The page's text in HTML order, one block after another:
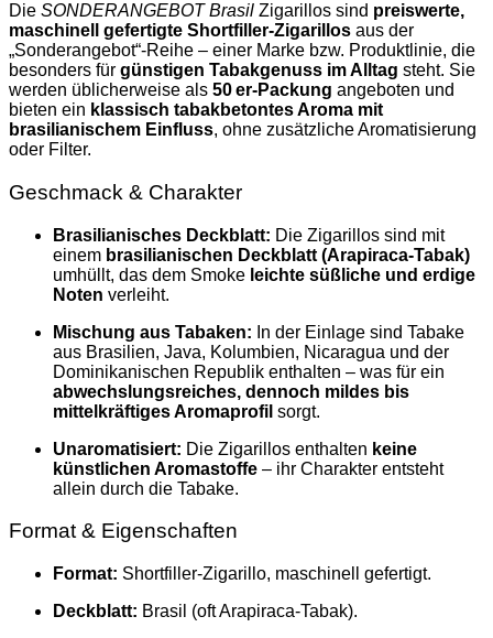
Die SONDERANGEBOT Brasil Zigarillos sind preiswerte,
maschinell gefertigte Shortfiller‑Zigarillos aus der
„Sonderangebot“‑Reihe – einer Marke bzw. Produktlinie, die
besonders für günstigen Tabakgenuss im Alltag steht. Sie
werden üblicherweise als 50 er‑Packung angeboten und
bieten ein klassisch tabakbetontes Aroma mit
brasilianischem Einfluss, ohne zusätzliche Aromatisierung
oder Filter.
Geschmack & Charakter
Brasilianisches Deckblatt: Die Zigarillos sind mit
einem brasilianischen Deckblatt (Arapiraca‑Tabak)
umhüllt, das dem Smoke leichte süßliche und erdige
Noten verleiht.
Mischung aus Tabaken: In der Einlage sind Tabake
aus Brasilien, Java, Kolumbien, Nicaragua und der
Dominikanischen Republik enthalten – was für ein
abwechslungsreiches, dennoch mildes bis
mittelkräftiges Aromaprofil sorgt.
Unaromatisiert: Die Zigarillos enthalten keine
künstlichen Aromastoffe – ihr Charakter entsteht
allein durch die Tabake.
Format & Eigenschaften
Format: Shortfiller‑Zigarillo, maschinell gefertigt.
Deckblatt: Brasil (oft Arapiraca‑Tabak).